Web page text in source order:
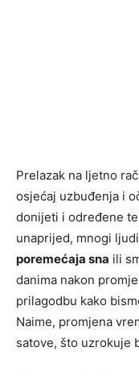
Prelazak na ljetno
osjećaj uzbuđenja i
donijeti i određene
unaprijed, mnogi
poremećaja sna ili
danima nakon
prilagodbu kako
Naime, promjena
satove, što uzrokuje